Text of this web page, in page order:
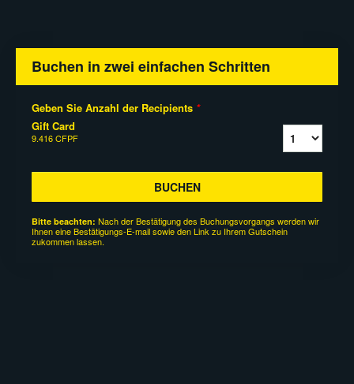
Buchen in zwei einfachen Schritten
Geben Sie Anzahl der Recipients *
Gift Card
9.416 CFPF
BUCHEN
Bitte beachten: Nach der Bestätigung des Buchungsvorgangs werden wir
Ihnen eine Bestätigungs-E-mail sowie den Link zu Ihrem Gutschein
zukommen lassen.